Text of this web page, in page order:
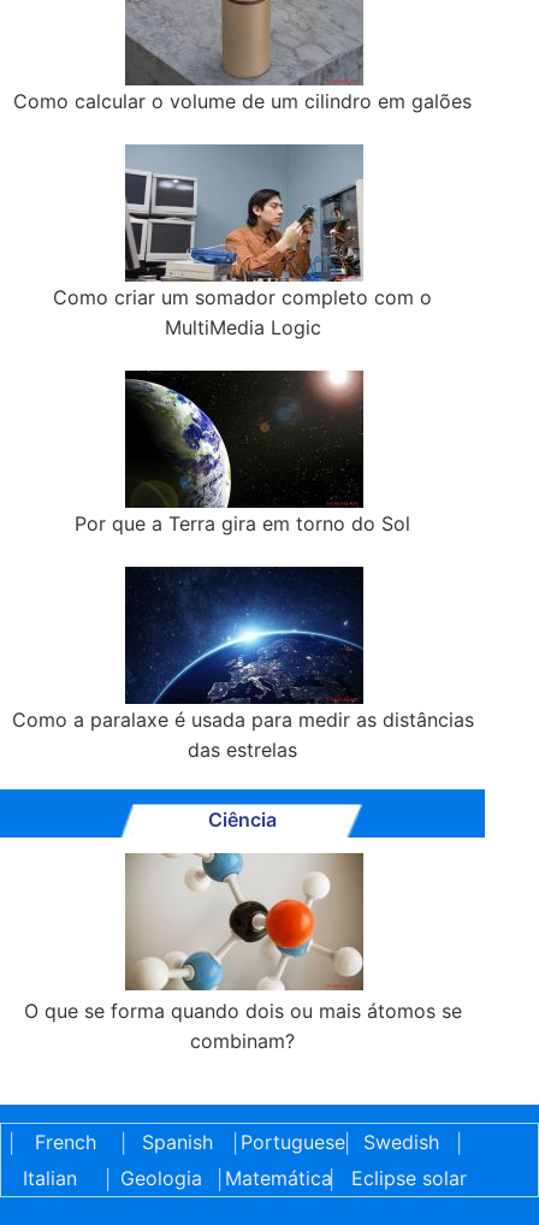
Como calcular o volume de um cilindro em galões
Como criar um somador completo com o
MultiMedia Logic
Por que a Terra gira em torno do Sol
Como a paralaxe é usada para medir as distâncias
das estrelas
Ciência
O que se forma quando dois ou mais átomos se
combinam?
French Spanish Portuguese| Swedish
Italian
Geologia Matemática| Eclipse solar